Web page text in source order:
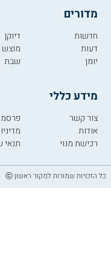
מדורים
חדשות
דעות
יומן
דיוקן
מוצש
שבת
מידע כללי
צור קשר
אודות
רכישת מנוי
תנאי
כל הזכויות שמורות למקור ראשון ⓒ